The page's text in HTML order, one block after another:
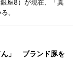
座8）が現在、「真
。
ん」 ブランド豚を